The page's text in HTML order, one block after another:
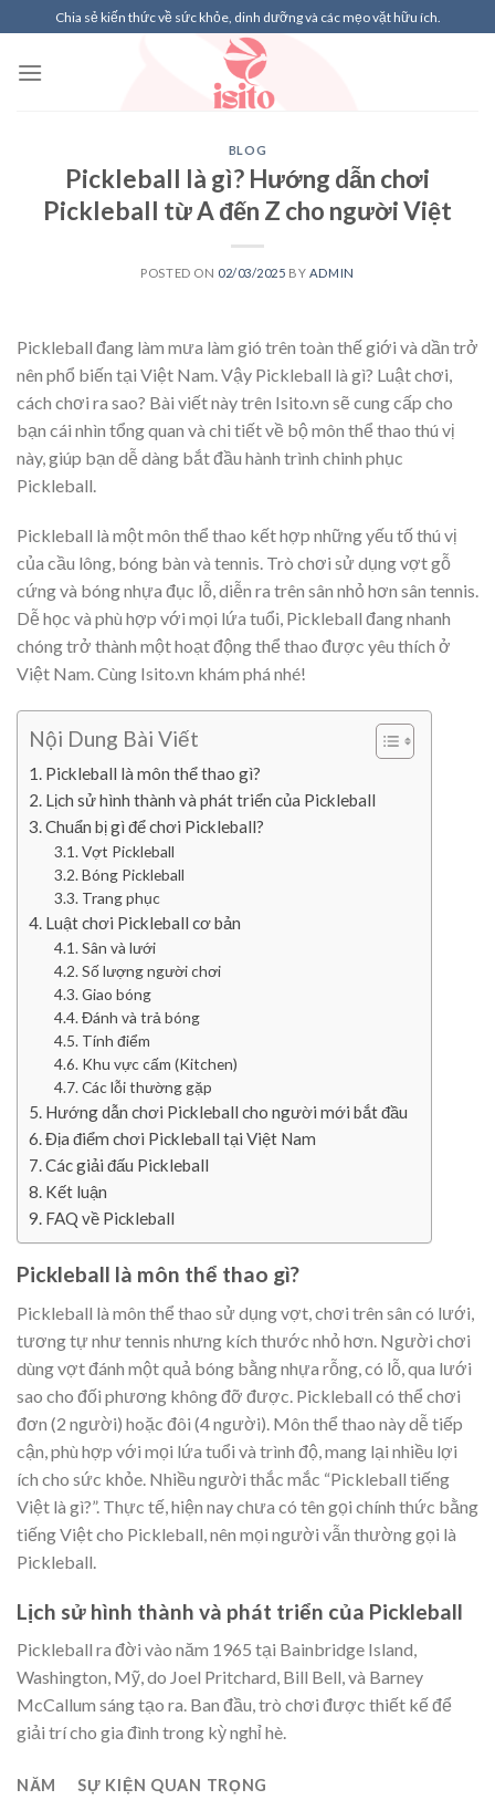
to
content
Chia sẻ kiến thức về sức khỏe, dinh dưỡng và các mẹo vặt hữu ích.
BLOG
Pickleball là gì? Hướng dẫn chơi
Pickleball từ A đến Z cho người Việt
POSTED ON 02/03/2025 BY ADMIN
Pickleball đang làm mưa làm gió trên toàn thế giới và dần trở
nên phổ biến tại Việt Nam. Vậy Pickleball là gì? Luật chơi,
cách chơi ra sao? Bài viết này trên Isito.vn sẽ cung cấp cho
bạn cái nhìn tổng quan và chi tiết về bộ môn thể thao thú vị
này, giúp bạn dễ dàng bắt đầu hành trình chinh phục
Pickleball.
Pickleball là một môn thể thao kết hợp những yếu tố thú vị
của cầu lông, bóng bàn và tennis. Trò chơi sử dụng vợt gỗ
cứng và bóng nhựa đục lỗ, diễn ra trên sân nhỏ hơn sân tennis.
Dễ học và phù hợp với mọi lứa tuổi, Pickleball đang nhanh
chóng trở thành một hoạt động thể thao được yêu thích ở
Việt Nam. Cùng Isito.vn khám phá nhé!
Nội Dung Bài Viết
Pickleball là môn thể thao gì?
Lịch sử hình thành và phát triển của Pickleball
Chuẩn bị gì để chơi Pickleball?
Vợt Pickleball
Bóng Pickleball
Trang phục
Luật chơi Pickleball cơ bản
Sân và lưới
Số lượng người chơi
Giao bóng
Đánh và trả bóng
Tính điểm
Khu vực cấm (Kitchen)
Các lỗi thường gặp
Hướng dẫn chơi Pickleball cho người mới bắt đầu
Địa điểm chơi Pickleball tại Việt Nam
Các giải đấu Pickleball
Kết luận
FAQ về Pickleball
Pickleball là môn thể thao gì?
Pickleball là môn thể thao sử dụng vợt, chơi trên sân có lưới,
tương tự như tennis nhưng kích thước nhỏ hơn. Người chơi
dùng vợt đánh một quả bóng bằng nhựa rỗng, có lỗ, qua lưới
sao cho đối phương không đỡ được. Pickleball có thể chơi
đơn (2 người) hoặc đôi (4 người). Môn thể thao này dễ tiếp
cận, phù hợp với mọi lứa tuổi và trình độ, mang lại nhiều lợi
ích cho sức khỏe. Nhiều người thắc mắc “Pickleball tiếng
Việt là gì?”. Thực tế, hiện nay chưa có tên gọi chính thức bằng
tiếng Việt cho Pickleball, nên mọi người vẫn thường gọi là
Pickleball.
Lịch sử hình thành và phát triển của Pickleball
Pickleball ra đời vào năm 1965 tại Bainbridge Island,
Washington, Mỹ, do Joel Pritchard, Bill Bell, và Barney
McCallum sáng tạo ra. Ban đầu, trò chơi được thiết kế để
giải trí cho gia đình trong kỳ nghỉ hè.
NĂM
SỰ KIỆN QUAN TRỌNG